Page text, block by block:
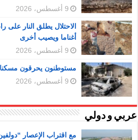
9 أغسطس، 2026
الاحتلال يطلق النار على
أغناما ويصيب أخرى
9 أغسطس، 2026
مستوطنون يحرقون
9 أغسطس، 2026
عربي و دولي
مع اقتراب الإعصار